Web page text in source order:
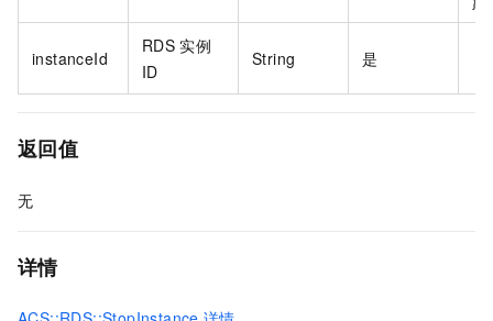
instanceId
RDS 实例
ID
String 是
返回值
无
详情